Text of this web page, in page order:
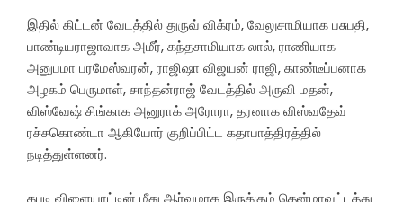
இதில் கிட்டன் வேடத்தில் துருவ் விக்ரம், வேலுசாமியாக பசுபதி,
பாண்டியராஜாவாக அமீர், கந்தசாமியாக லால், ராணியாக
அனுபமா பரமேஸ்வரன், ராஜிஷா விஜயன் ராஜி, காண்டீப்பனாக
அழகம் பெருமாள், சாந்தன்ராஜ் வேடத்தில் அருவி மதன்,
விஸ்வேஷ் சிங்காக அனுராக் அரோரா, தரனாக விஸ்வதேவ்
ரச்சகொண்டா ஆகியோர் குறிப்பிட்ட கதாபாத்திரத்தில்
நடித்துள்ளனர்.
கபடி விளையாட்டின் மீது ஆர்வமாக இருக்கும் தென்மாவட்டத்து